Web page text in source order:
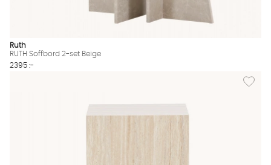
Ruth
RUTH Soffbord 2-set Beige
2395 :-
Lägg